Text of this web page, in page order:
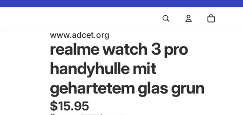
www.adcet.org
realme watch 3 pro
handyhulle mit
gehartetem glas grun
$15.95